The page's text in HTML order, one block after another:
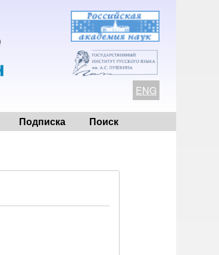
ENG
Подписка Поиск